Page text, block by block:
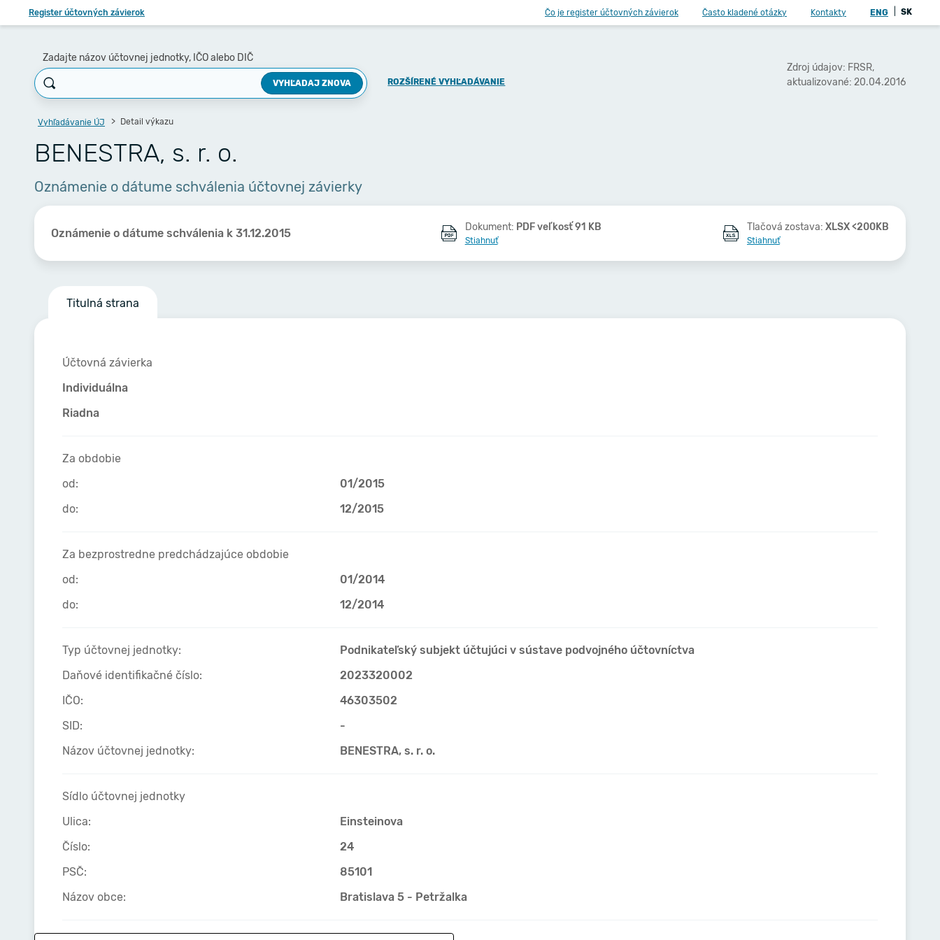
Register účtovných závierok Čo je register účtovných závierok Často kladené otázky Kontakty ENG SK
Zadajte názov účtovnej jednotky, IČO alebo DIČ
VYHĽADAJ ZNOVA ROZŠÍRENÉ VYHĽADÁVANIE
Zdroj údajov: FRSR,
aktualizované: 20.04.2016
Vyhľadávanie ÚJ Detail výkazu
BENESTRA, s. r. o.
Oznámenie o dátume schválenia účtovnej závierky
Oznámenie o dátume schválenia k 31.12.2015 Dokument: PDF veľkosť 91 KB
Stiahnuť
Tlačová zostava: XLSX <200KB
Stiahnuť
Titulná strana
Účtovná závierka
Individuálna
Riadna
Za obdobie
od:
01/2015
do:
12/2015
Za bezprostredne predchádzajúce obdobie
od:
01/2014
do:
12/2014
Typ účtovnej jednotky:
Podnikateľský subjekt účtujúci v sústave podvojného účtovníctva
Daňové identifikačné číslo:
2023320002
IČO:
46303502
SID:
-
Názov účtovnej jednotky:
BENESTRA, s. r. o.
Sídlo účtovnej jednotky
Ulica:
Einsteinova
Číslo:
24
PSČ:
85101
Názov obce:
Bratislava 5 - Petržalka